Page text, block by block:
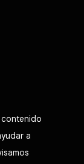
contenido
a